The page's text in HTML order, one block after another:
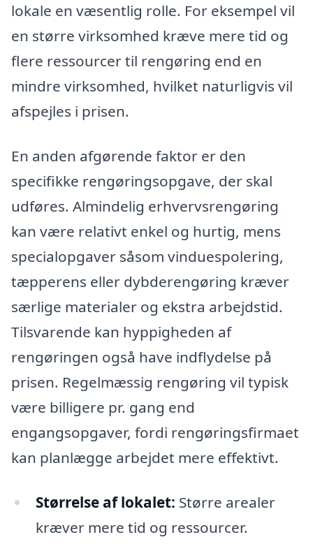
lokale en væsentlig rolle. For eksempel vil
en større virksomhed kræve mere tid og
flere ressourcer til rengøring end en
mindre virksomhed, hvilket naturligvis vil
afspejles i prisen.
En anden afgørende faktor er den
specifikke rengøringsopgave, der skal
udføres. Almindelig erhvervsrengøring
kan være relativt enkel og hurtig, mens
specialopgaver såsom vinduespolering,
tæpperens eller dybderengøring kræver
særlige materialer og ekstra arbejdstid.
Tilsvarende kan hyppigheden af
rengøringen også have indflydelse på
prisen. Regelmæssig rengøring vil typisk
være billigere pr. gang end
engangsopgaver, fordi rengøringsfirmaet
kan planlægge arbejdet mere effektivt.
Størrelse af lokalet: Større arealer
kræver mere tid og ressourcer.